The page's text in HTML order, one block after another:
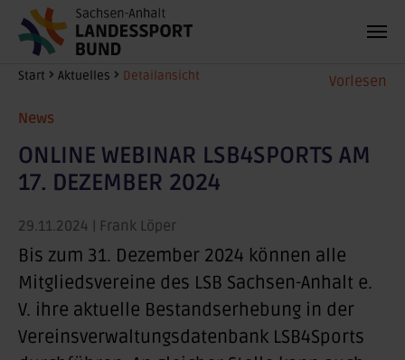
Zum Hauptinhalt springen Vorlesen
Sie sind hier:
Start Aktuelles Detailansicht
News
ONLINE WEBINAR LSB4SPORTS AM
17. DEZEMBER 2024
29.11.2024 | Frank Löper
Bis zum 31. Dezember 2024 können alle
Mitgliedsvereine des LSB Sachsen-Anhalt e.
V. ihre aktuelle Bestandserhebung in der
Vereinsverwaltungsdatenbank LSB4Sports